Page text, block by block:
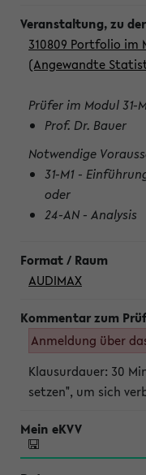
310809 Portfolio im
(Angewandte
Prüfer im Modul 31-
Prof. Dr. Bauer
Notwendige
31-M1 -
oder
24-AN - Analysis
AUDIMAX
Anmeldung über
Klausurdauer: 30
setzen", um sich